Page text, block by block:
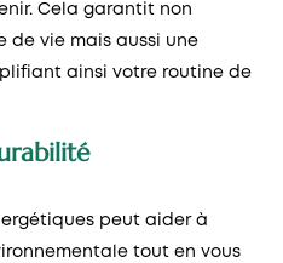
Cela garantit non
de vie mais aussi une
ainsi votre routine de
peut aider à
tout en vous